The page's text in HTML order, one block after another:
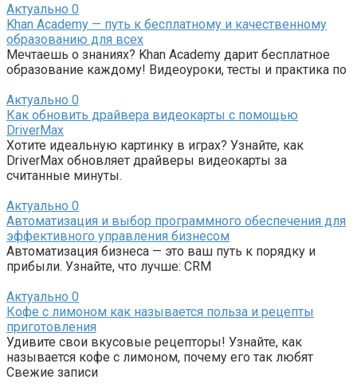
Актуально 0
Khan Academy — путь к бесплатному и качественному
образованию для всех
Мечтаешь о знаниях? Khan Academy дарит бесплатное
образование каждому! Видеоуроки, тесты и практика по
Актуально 0
Как обновить драйвера видеокарты с помощью
DriverMax
Хотите идеальную картинку в играх? Узнайте, как
DriverMax обновляет драйверы видеокарты за
считанные минуты.
Актуально 0
Автоматизация и выбор программного обеспечения для
эффективного управления бизнесом
Автоматизация бизнеса — это ваш путь к порядку и
прибыли. Узнайте, что лучше: CRM
Актуально 0
Кофе с лимоном как называется польза и рецепты
приготовления
Удивите свои вкусовые рецепторы! Узнайте, как
называется кофе с лимоном, почему его так любят
Свежие записи